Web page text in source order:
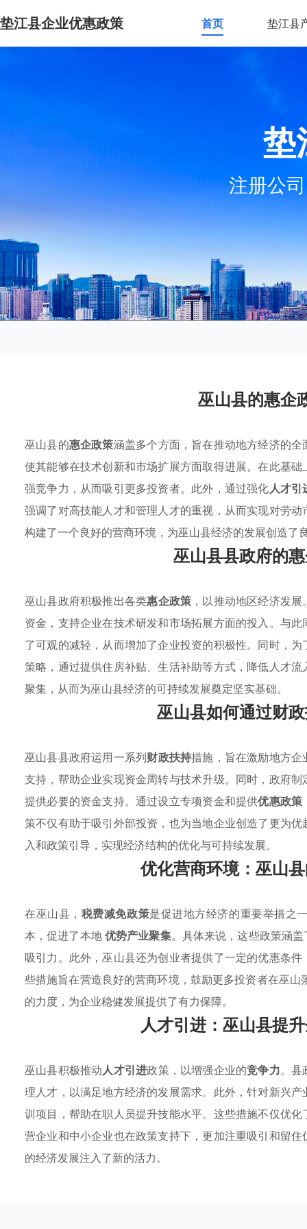
垫江县企业优惠政策 首页 垫江县
垫
注册公
巫山县的惠企
巫山县的惠企政策涵盖多个方面，旨在推动地方经济的
使其能够在技术创新和市场扩展方面取得进展。在此基础
强竞争力，从而吸引更多投资者。此外，通过强化人才引
强调了对高技能人才和管理人才的重视，从而实现对劳
构建了一个良好的营商环境，为巫山县经济的发展创造了
巫山县县政府的
巫山县政府积极推出各类惠企政策 ，以推动地区经济发
资金，支持企业在技术研发和市场拓展方面的投入。与此
了可观的减轻，从而增加了企业投资的积极性。同时，
策略，通过提供住房补贴、生活补助等方式，降低人才
聚集，从而为巫山县经济的可持续发展奠定坚实基础。
巫山县如何通过财
巫山县县政府运用一系列财政扶持措施，旨在激励地方
支持，帮助企业实现资金周转与技术升级。同时，政府制
提供必要的资金支持。通过设立专项资金和提供优惠政策
策不仅有助于吸引外部投资，也为当地企业创造了更为
入和政策引导，实现经济结构的优化与可持续发展。
优化营商环境：巫山
在巫山县， 税费减免政策是促进地方经济的重要举措之
本，促进了本地优势产业聚集。具体来说，这些政策涵
吸引力。此外，巫山县还为创业者提供了一定的优惠条
些措施旨在营造良好的营商环境，鼓励更多投资者在巫
的力度，为企业稳健发展提供了有力保障。
人才引进：巫山县提
巫山县积极推动人才引进政策，以增强企业的竞争力。县
理人才，以满足地方经济的发展需求。此外，针对新兴
训项目，帮助在职人员提升技能水平。这些措施不仅优
营企业和中小企业也在政策支持下，更加注重吸引和留
的经济发展注入了新的活力。